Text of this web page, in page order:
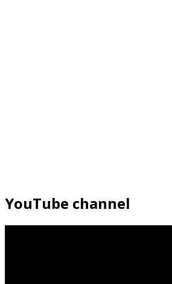
YouTube channel